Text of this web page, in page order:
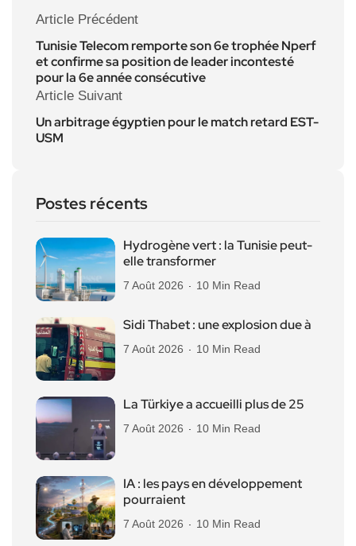
Article Précédent
Tunisie Telecom remporte son 6e trophée Nperf
et confirme sa position de leader incontesté
pour la 6e année consécutive
Article Suivant
Un arbitrage égyptien pour le match retard EST-
USM
Postes récents
Hydrogène vert : la Tunisie peut-
elle transformer
7 Août 2026 10 Min Read
Sidi Thabet : une explosion due à
7 Août 2026 10 Min Read
La Türkiye a accueilli plus de 25
7 Août 2026 10 Min Read
IA : les pays en développement
pourraient
7 Août 2026 10 Min Read